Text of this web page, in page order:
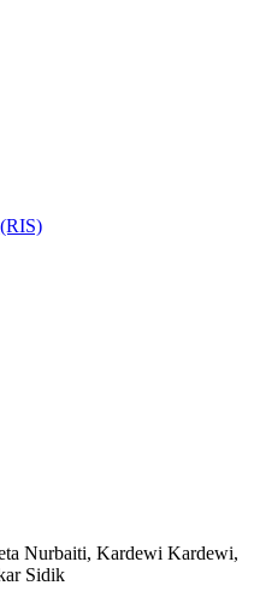
Nurbaiti, Kardewi Kardewi,
Sidik